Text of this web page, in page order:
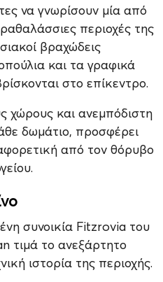
να γνωρίσουν μία από
περιοχές της
βραχώδεις
και τα γραφικά
στο επίκεντρο.
χώρους και ανεμπόδιστη
δωμάτιο, προσφέρει
από τον θόρυβο
συνοικία Fitzrovia του
τιμά το ανεξάρτητο
ιστορία της περιοχής.